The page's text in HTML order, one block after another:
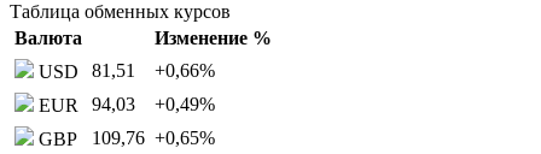
Таблица обменных курсов
Валюта
Изменение %
USD
81,51 +0,66%
EUR
94,03 +0,49%
GBP
109,76 +0,65%